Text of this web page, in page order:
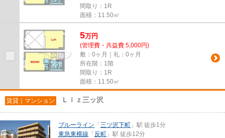
間取り：1R
面積：11.50㎡
5万円
(管理費・共益費 5,000円)
敷：0ヶ月｜礼：0ヶ月
所在階：1階
間取り：1R
面積：11.50㎡
賃貸｜マンション Ｌｉｚ三ッ沢
ブルーライン 「 三ツ沢下町 」駅 徒歩1分
東急東横線 「 反町 」駅 徒歩12分